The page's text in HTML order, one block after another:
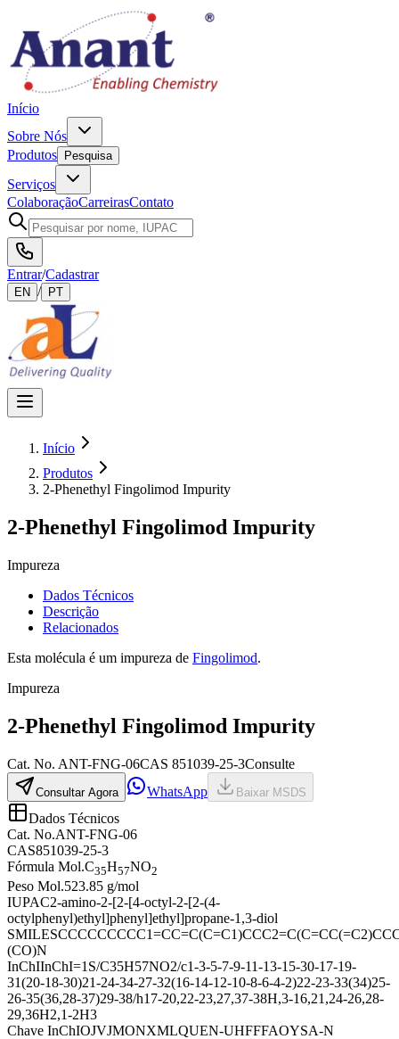
Início
Sobre Nós
Produtos
Pesquisa
Serviços
ColaboraçãoCarreirasContato
Entrar/Cadastrar
EN / PT
Início
Produtos
2-Phenethyl Fingolimod Impurity
2-Phenethyl Fingolimod Impurity
Impureza
Dados Técnicos
Descrição
Relacionados
Esta molécula é um impureza de Fingolimod.
Impureza
2-Phenethyl Fingolimod Impurity
Cat. No. ANT-FNG-06CAS 851039-25-3Consulte
Consultar Agora WhatsApp Baixar MSDS
Dados Técnicos
Cat. No.ANT-FNG-06
CAS851039-25-3
Fórmula Mol.C35H57NO2
Peso Mol.523.85 g/mol
IUPAC2-amino-2-[2-[4-octyl-2-[2-(4-
octylphenyl)ethyl]phenyl]ethyl]propane-1,3-diol
SMILES
(CO)N
InChIInChI=1S/C35H57NO2/c1-3-5-7-9-11-13-15-30-17-19-
31(20-18-30)21-24-34-27-32(16-14-12-10-8-6-4-2)22-23-33(34)25-
26-35(36,28-37)29-38/h17-20,22-23,27,37-38H,3-16,21,24-26,28-
29,36H2,1-2H3
Chave InChIOJVJMONXMLQUEN-UHFFFAOYSA-N